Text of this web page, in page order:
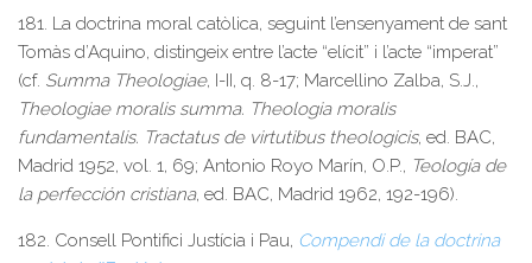
181. La doctrina moral catòlica, seguint l’ensenyament de sant
Tomàs d’Aquino, distingeix entre l’acte “elícit” i l’acte “imperat”
(cf. Summa Theologiae, I-II, q. 8-17; Marcellino Zalba, S.J.,
Theologiae moralis summa. Theologia moralis
fundamentalis. Tractatus de virtutibus theologicis, ed. BAC,
Madrid 1952, vol. 1, 69; Antonio Royo Marín, O.P., Teología de
la perfección cristiana, ed. BAC, Madrid 1962, 192-196).
182. Consell Pontifici Justícia i Pau, Compendi de la doctrina